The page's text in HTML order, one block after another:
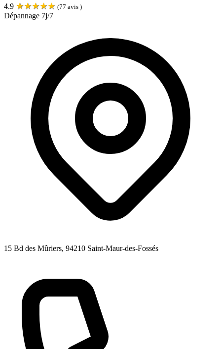
4.9 ★★★★★ (77 avis )
Dépannage 7j/7
15 Bd des Mûriers, 94210 Saint-Maur-des-Fossés